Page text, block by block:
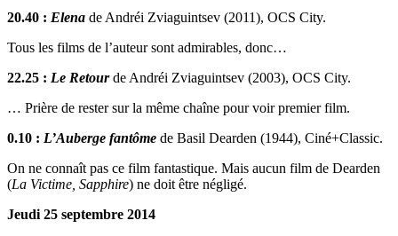
20.40 : Elena de Andréi Zviaguintsev (2011), OCS City.
Tous les films de l’auteur sont admirables, donc…
22.25 : Le Retourde Andréi Zviaguintsev (2003), OCS City.
… Prière de rester sur la même chaîne pour voir premier film.
0.10 : L’Auberge fantôme de Basil Dearden (1944), Ciné+Classic.
On ne connaît pas ce film fantastique. Mais aucun film de Dearden
(La Victime, Sapphire) ne doit être négligé.
Jeudi 25 septembre 2014